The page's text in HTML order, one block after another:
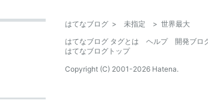
はてなブログ > 未指定 > 世界最大
はてなブログ タグとは
ヘルプ
開発ブロ
はてなブログトップ
Copyright (C) 2001-2026 Hatena.